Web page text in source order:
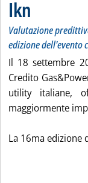
Ikn
Valutazione
edizione dell'evento
Il 18 settembre
Credito
utility italiane,
maggiormente
La 16ma edizione